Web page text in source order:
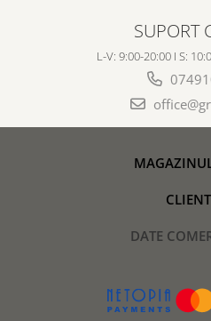
SUPORT
L-V: 9:00-20:00 I S:
DATE